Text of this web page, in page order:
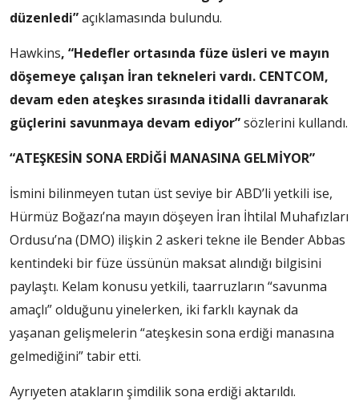
düzenledi”açıklamasında bulundu.
Hawkins, “Hedefler ortasında füze üsleri ve mayın
döşemeye çalışan İran tekneleri vardı. CENTCOM,
devam eden ateşkes sırasında itidalli davranarak
güçlerini savunmaya devam ediyor”sözlerini kullandı.
“ATEŞKESİN SONA ERDİĞİ MANASINA GELMİYOR”
İsmini bilinmeyen tutan üst seviye bir ABD’li yetkili ise,
Hürmüz Boğazı’na mayın döşeyen İran İhtilal Muhafızları
Ordusu’na (DMO) ilişkin 2 askeri tekne ile Bender Abbas
kentindeki bir füze üssünün maksat alındığı bilgisini
paylaştı. Kelam konusu yetkili, taarruzların “savunma
amaçlı” olduğunu yinelerken, iki farklı kaynak da
yaşanan gelişmelerin “ateşkesin sona erdiği manasına
gelmediğini” tabir etti.
Ayrıyeten atakların şimdilik sona erdiği aktarıldı.